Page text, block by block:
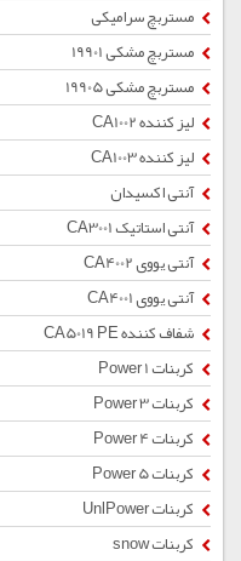
مستربچ سرامیکی
مستربچ مشکی 19901
مستربچ مشکی 19905
لیز کننده CA1002
لیز کننده CA1003
آنتی اکسیدان
آنتی استاتیک CA3001
آنتی یووی CA4002
آنتی یووی CA4001
شفاف کننده CA5019 PE
کربنات Power 1
کربنات Power 3
کربنات Power 4
کربنات Power 5
کربنات UnlPower
کربنات snow